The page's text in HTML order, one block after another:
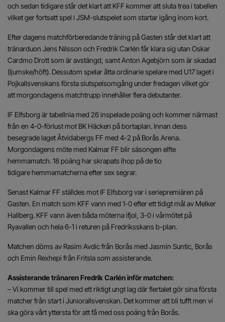
och sedan tidigare står det klart att KFF kommer att sluta trea i tabellen
vilket ger fortsatt spel i JSM-slutspelet som startar igång inom kort.
Efter dagens matchförberedande träning på Gasten står det klart att
tränarduon Jens Nilsson och Fredrik Carlén får klara sig utan Oskar
Cardmo Drott som är avstängd, samt Anton Agebjörn som är skadad
(ljumske/höft). Dessutom spelar åtta ordinarie spelare med U17 laget i
Pojkallsvenskans första slutspelsomgång under fredagen vilket gör
att morgondagens matchtrupp innehåller flera debutanter.
IF Elfsborg är tabellnia med 26 inspelade poäng och kommer närmast
från en 4-0-förlust mot BK Häcken på bortaplan. Innan dess
besegrade laget Åtvidabergs FF med 4-2 på Borås Arena.
Morgondagens möte med Kalmar FF blir säsongen elfte
hemmamatch. 18 poäng har skrapats ihop på de tio
tidigare hemmamatcherna efter sex segrar.
Senast Kalmar FF ställdes mot IF Elfsborg var i seriepremiären på
Gasten. En match som KFF vann med 1-0 efter ett tidigt mål av Melker
Hallberg. KFF vann även båda möterna ifjol, 3-0 i vårmötet på
Ryavallen och hela 6-1 i returen på Fredriksskans b-plan.
Matchen döms av Rasim Avdic från Borås med Jasmin Suntic, Borås
och Emin Rexhepi från Fritsla som assisterande.
Assisterande tränaren Fredrik Carlén inför matchen:
– Vi kommer till spel med ett riktigt ungt lag där flertalet gör sina första
matcher från start i Juniorallsvenskan. Det kommer att bli tufft men vi
ska göra vårt yttersta för att få med oss poäng från Borås.